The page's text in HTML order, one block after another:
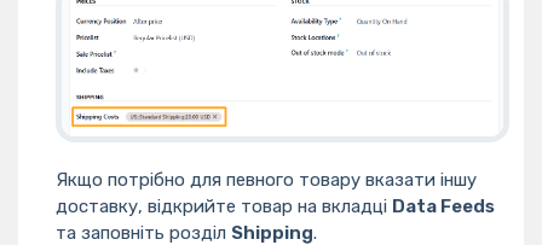
Якщо потрібно для певного товару вказати іншу
доставку, відкрийте товар на вкладці Data Feeds
та заповніть розділ Shipping.